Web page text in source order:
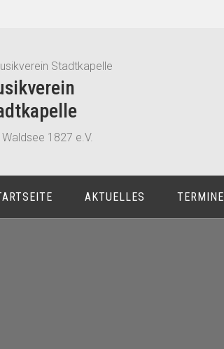
1827 e.V.
AKTUELLES TERMINE